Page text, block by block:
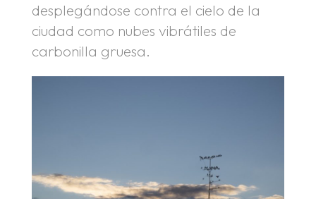
desplegándose contra el cielo de la
ciudad como nubes vibrátiles de
carbonilla gruesa.